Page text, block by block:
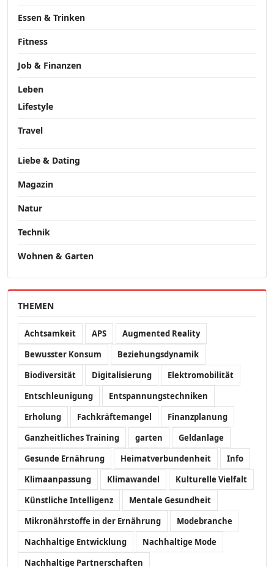
Essen & Trinken
Fitness
Job & Finanzen
Leben
Lifestyle
Travel
Liebe & Dating
Magazin
Natur
Technik
Wohnen & Garten
THEMEN
Achtsamkeit APS
Augmented Reality
Bewusster Konsum
Beziehungsdynamik
Biodiversität
Digitalisierung
Elektromobilität
Entschleunigung
Entspannungstechniken
Erholung
Fachkräftemangel
Finanzplanung
Ganzheitliches Training
garten
Geldanlage
Gesunde Ernährung
Heimatverbundenheit
Info
Klimaanpassung
Klimawandel
Kulturelle Vielfalt
Künstliche Intelligenz
Mentale Gesundheit
Mikronährstoffe in der Ernährung
Modebranche
Nachhaltige Entwicklung
Nachhaltige Mode
Nachhaltige Partnerschaften